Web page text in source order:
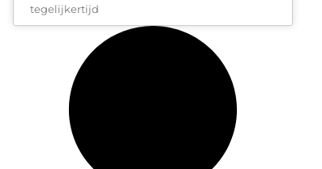
tegelijkertijd